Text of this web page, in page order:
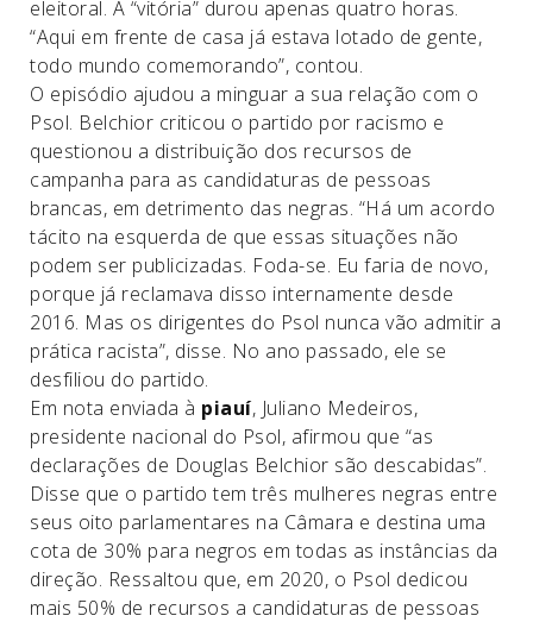
eleitoral. A “vitória” durou apenas quatro horas.
“Aqui em frente de casa já estava lotado de gente,
todo mundo comemorando”, contou.
O episódio ajudou a minguar a sua relação com o
Psol. Belchior criticou o partido por racismo e
questionou a distribuição dos recursos de
campanha para as candidaturas de pessoas
brancas, em detrimento das negras. “Há um acordo
tácito na esquerda de que essas situações não
podem ser publicizadas. Foda-se. Eu faria de novo,
porque já reclamava disso internamente desde
2016. Mas os dirigentes do Psol nunca vão admitir a
prática racista”, disse. No ano passado, ele se
desfiliou do partido.
Em nota enviada à piauí, Juliano Medeiros,
presidente nacional do Psol, afirmou que “as
declarações de Douglas Belchior são descabidas”.
Disse que o partido tem três mulheres negras entre
seus oito parlamentares na Câmara e destina uma
cota de 30% para negros em todas as instâncias da
direção. Ressaltou que, em 2020, o Psol dedicou
mais 50% de recursos a candidaturas de pessoas